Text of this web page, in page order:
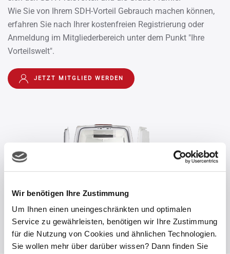
Wir benötigen Ihre Zustimmung
Um Ihnen einen uneingeschränkten und optimalen
Service zu gewährleisten, benötigen wir Ihre Zustimmung
für die Nutzung von Cookies und ähnlichen Technologien.
Sie wollen mehr über darüber wissen? Dann finden Sie
Wie Sie von Ihrem SDH-Vorteil Gebrauch machen können,
erfahren Sie nach Ihrer kostenfreien Registrierung oder
Anmeldung im Mitgliederbereich unter dem Punkt "Ihre
Vorteilswelt".
JETZT MITGLIED WERDEN